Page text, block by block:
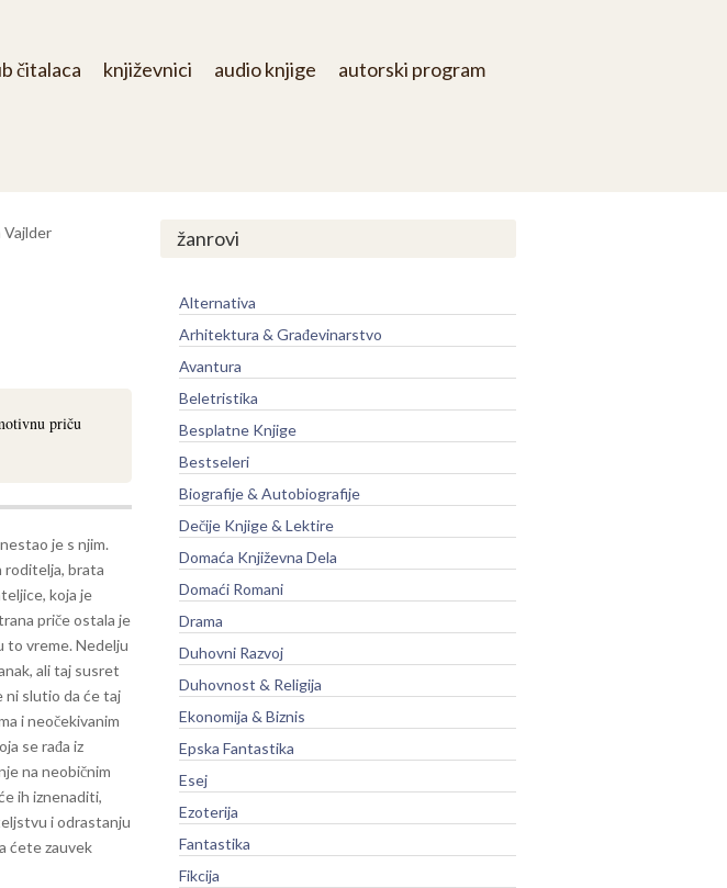
čitalaca književnici audio knjige autorski program
Vajlder
priču
je s njim.
roditelja, brata
koja je
priče ostala je
to vreme. Nedelju
ali taj susret
ni slutio da će taj
i neočekivanim
se rađa iz
na neobičnim
ih iznenaditi,
i odrastanju
ćete zauvek
žanrovi
Alternativa
Arhitektura & Građevinarstvo
Avantura
Beletristika
Besplatne Knjige
Bestseleri
Biografije & Autobiografije
Dečije Knjige & Lektire
Domaća Književna Dela
Domaći Romani
Drama
Duhovni Razvoj
Duhovnost & Religija
Ekonomija & Biznis
Epska Fantastika
Esej
Ezoterija
Fantastika
Fikcija